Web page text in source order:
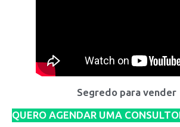
Segredo para vender
QUERO AGENDAR UMA